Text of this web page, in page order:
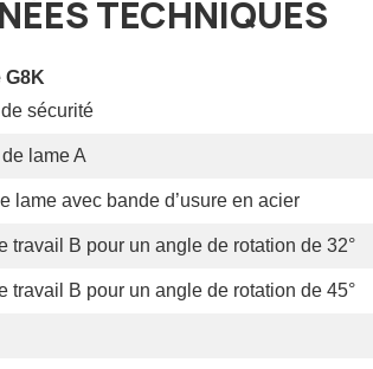
TECHNIQUES
G8K
sécurité
lame A
lame avec bande d’usure en acier
travail B pour un angle de rotation de 32°
travail B pour un angle de rotation de 45°